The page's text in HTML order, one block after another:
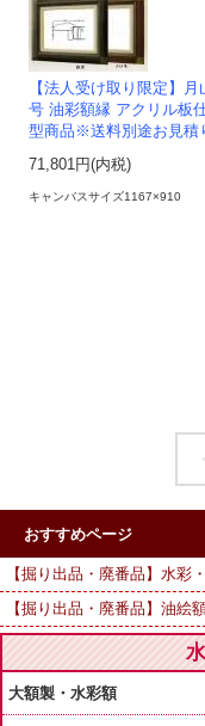
【法人受け取り限定】
号 油彩額縁 アクリル板
型商品※送料別途お見積
71,801円(内税)
キャンバスサイズ1167×910
おすすめページ
【掘り出品・廃番品】水彩
【掘り出品・廃番品】油絵
大額製・水彩額